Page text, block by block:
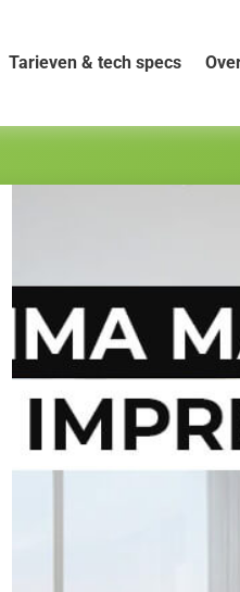
Tarieven & tech specs